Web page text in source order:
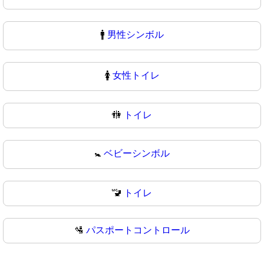
🚹 男性シンボル
🚺 女性トイレ
🚻 トイレ
🚼 ベビーシンボル
🚾 トイレ
🛂 パスポートコントロール